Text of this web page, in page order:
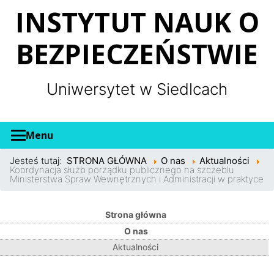
INSTYTUT NAUK O
BEZPIECZEŃSTWIE
Uniwersytet w Siedlcach
Menu
Jesteś tutaj: STRONA GŁÓWNA O nas Aktualności
Koordynacja służb porządku publicznego na szczeblu
Ministerstwa Spraw Wewnętrznych i Administracji w praktyce
Strona główna
O nas
Aktualności